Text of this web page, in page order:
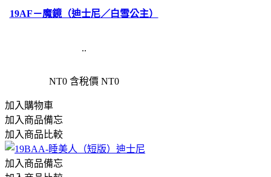
19AF－魔鏡（迪士尼／白雪公主）
..
NT0 含稅價 NT0
加入購物車
加入商品備忘
加入商品比較
加入商品備忘